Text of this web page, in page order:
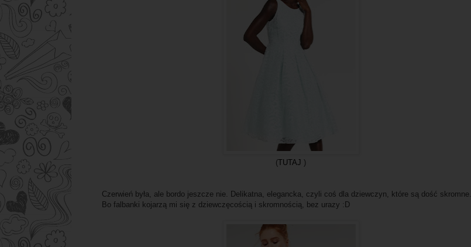
(TUTAJ )
Czerwień była, ale bordo jeszcze nie. Delikatna, elegancka, czyli coś dla dziewczyn, które są dość skromne.
Bo falbanki kojarzą mi się z dziewczęcością i skromnością, bez urazy :D